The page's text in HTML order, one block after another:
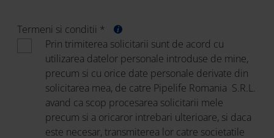
Termeni si conditii *
Prin trimiterea solicitarii sunt de acord cu
utilizarea datelor personale introduse de mine,
precum si cu orice date personale derivate din
solicitarea mea, de catre Pipelife Romania S.R.L.
avand ca scop procesarea solicitarii mele
precum si a oricaror intrebari ulterioare, si daca
este necesar, transmiterea lor catre societatile